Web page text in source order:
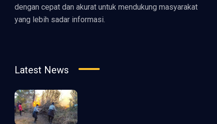
dengan cepat dan akurat untuk mendukung masyarakat
yang lebih sadar informasi.
Latest News